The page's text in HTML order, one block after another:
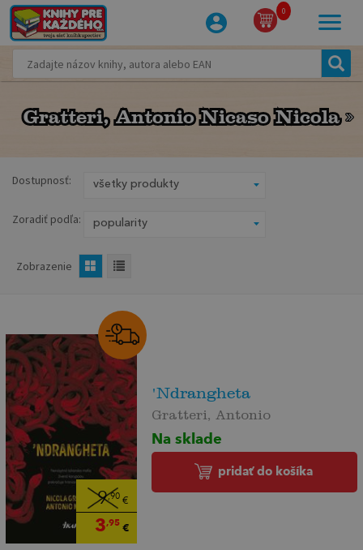
0
Gratteri, Antonio Nicaso Nicola
Gratteri, Antonio Nicaso Nicola
Dostupnosť:
Zoradiť podľa:
Zobrazenie
9,90€
3,95€
'Ndrangheta
Gratteri, Antonio
Na sklade
pridať do košíka